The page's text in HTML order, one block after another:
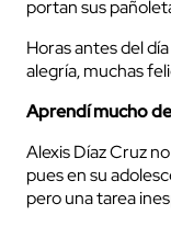
portan sus
Horas antes del
alegría, muchas
Aprendí mucho
Alexis Díaz Cruz
pues en su
pero una tarea